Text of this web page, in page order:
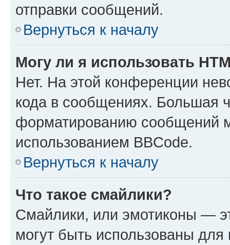
отправки сообщений.
Вернуться к началу
Могу ли я использовать
Нет. На этой конференции
кода в сообщениях. Большая
форматированию сообщений
использованием BBCode.
Вернуться к началу
Что такое смайлики?
Смайлики, или эмотиконы —
могут быть использованы